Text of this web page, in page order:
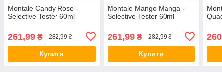
Montale Candy Rose -
Selective Tester 60ml
261,99 ₴ 282,99 ₴
Купити
Montale Mango Manga -
Selective Tester 60ml
261,99₴ 282,99 ₴
Купити
260